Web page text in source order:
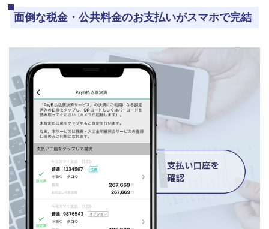
面倒な税金・公共料金のお支払いがスマホで完結